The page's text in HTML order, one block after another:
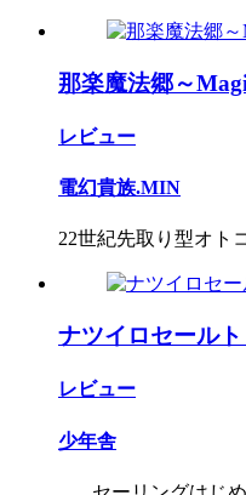
那楽魔法郷～
レビュー
電幻貴族.MIN
22世紀先取り型オト
ナツイロセール
レビュー
少年舎